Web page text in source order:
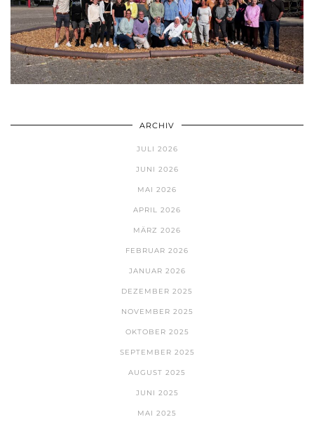
ARCHIV
JULI 2026
JUNI 2026
MAI 2026
APRIL 2026
MÄRZ 2026
FEBRUAR 2026
JANUAR 2026
DEZEMBER 2025
NOVEMBER 2025
OKTOBER 2025
SEPTEMBER 2025
AUGUST 2025
JUNI 2025
MAI 2025